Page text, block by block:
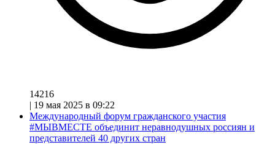
14216
| 19 мая 2025 в 09:22
Международный форум гражданского участия
#МЫВМЕСТЕ объединит неравнодушных россиян и
представителей 40 других стран